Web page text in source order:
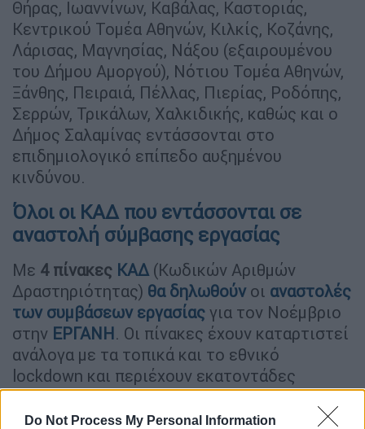
Do Not Process My Personal Information
Θήρας, Ιωαννίνων, Καβάλας, Καστοριάς,
Κεντρικού Τομέα Αθηνών, Κιλκίς, Κοζάνης,
Λάρισας, Μαγνησίας, Νάξου (εξαιρουμένου
του Δήμου Αμοργού), Νότιου Τομέα Αθηνών,
Ξάνθης, Πειραιά, Πέλλας, Πιερίας, Ροδόπης,
Σερρών, Τρικάλων, Χαλκιδικής, καθώς και ο
Δήμος Σαλαμίνας εντάσσονται στο
επιδημιολογικό επίπεδο αυξημένου
κινδύνου.
Όλοι οι ΚΑΔ που εντάσσονται σε
αναστολή σύμβασης εργασίας
Με 4 πίνακες ΚΑΔ(Κωδικών Αριθμών
Δραστηριότητας) θα δηλωθούνοι αναστολές
των συμβάσεων εργασίας για τον Νοέμβριο
στην ΕΡΓΑΝΗ. Οι πίνακες έχουν καταρτιστεί
ανάλογα με τα τοπικά και το εθνικό
lockdown και περιέχουν εκατοντάδες
κλειστούς και πληττόμενους κλάδους
κλάδους.